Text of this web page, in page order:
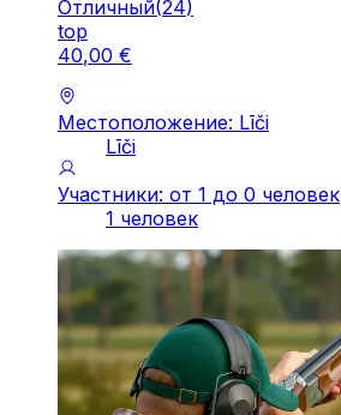
Отличный(24)
top
40,00 €
Местоположение: Līči
Līči
Участники: от 1 до 0 человек
1 человек